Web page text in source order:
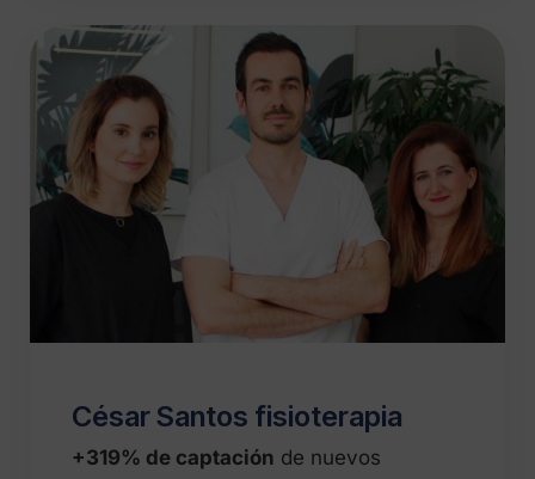
César Santos fisioterapia
+319% de captación de nuevos